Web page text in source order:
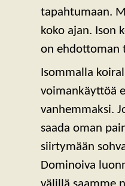
tapahtumaan.
koko ajan. Ison
on ehdottoman
Isommalla
voimankäyttöä
vanhemmaksi.
saada oman
siirtymään
Dominoiva